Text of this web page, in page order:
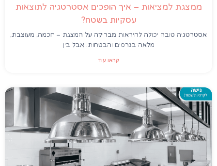
ממצגת למציאות – איך הופכים אסטרטגיה לתוצאות
עסקיות בשטח?
אסטרטגיה טובה יכולה להיראות מבריקה על המצגת – חכמה, מעוצבת,
מלאה בגרפים והבטחות. אבל בין
קראו עוד